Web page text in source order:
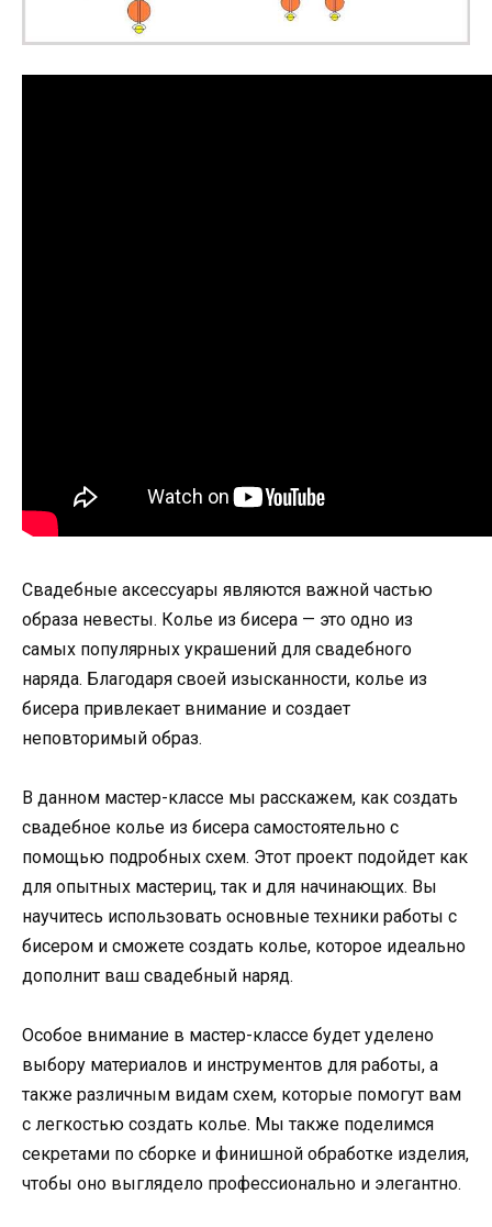
Свадебные аксессуары являются важной частью
образа невесты. Колье из бисера — это одно из
самых популярных украшений для свадебного
наряда. Благодаря своей изысканности, колье из
бисера привлекает внимание и создает
неповторимый образ.
В данном мастер-классе мы расскажем, как создать
свадебное колье из бисера самостоятельно с
помощью подробных схем. Этот проект подойдет как
для опытных мастериц, так и для начинающих. Вы
научитесь использовать основные техники работы с
бисером и сможете создать колье, которое идеально
дополнит ваш свадебный наряд.
Особое внимание в мастер-классе будет уделено
выбору материалов и инструментов для работы, а
также различным видам схем, которые помогут вам
с легкостью создать колье. Мы также поделимся
секретами по сборке и финишной обработке изделия,
чтобы оно выглядело профессионально и элегантно.